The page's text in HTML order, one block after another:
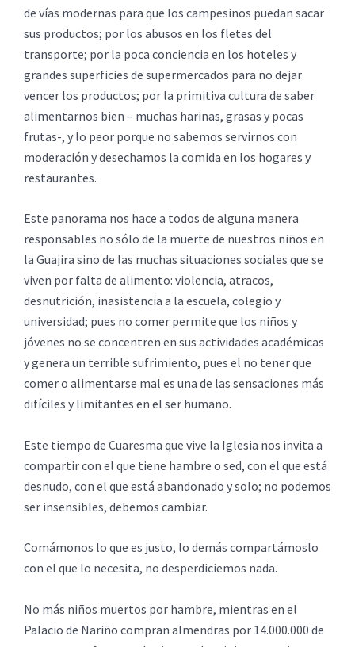
de vías modernas para que los campesinos puedan sacar
sus productos; por los abusos en los fletes del
transporte; por la poca conciencia en los hoteles y
grandes superficies de supermercados para no dejar
vencer los productos; por la primitiva cultura de saber
alimentarnos bien – muchas harinas, grasas y pocas
frutas-, y lo peor porque no sabemos servirnos con
moderación y desechamos la comida en los hogares y
restaurantes.
Este panorama nos hace a todos de alguna manera
responsables no sólo de la muerte de nuestros niños en
la Guajira sino de las muchas situaciones sociales que se
viven por falta de alimento: violencia, atracos,
desnutrición, inasistencia a la escuela, colegio y
universidad; pues no comer permite que los niños y
jóvenes no se concentren en sus actividades académicas
y genera un terrible sufrimiento, pues el no tener que
comer o alimentarse mal es una de las sensaciones más
difíciles y limitantes en el ser humano.
Este tiempo de Cuaresma que vive la Iglesia nos invita a
compartir con el que tiene hambre o sed, con el que está
desnudo, con el que está abandonado y solo; no podemos
ser insensibles, debemos cambiar.
Comámonos lo que es justo, lo demás compartámoslo
con el que lo necesita, no desperdiciemos nada.
No más niños muertos por hambre, mientras en el
Palacio de Nariño compran almendras por 14.000.000 de